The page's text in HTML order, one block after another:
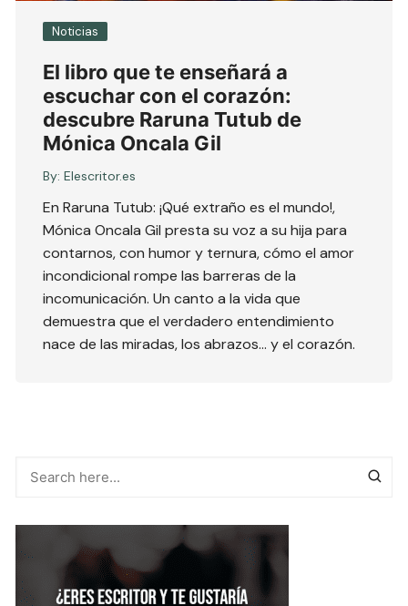
Noticias
El libro que te enseñará a
escuchar con el corazón:
descubre Raruna Tutub de
Mónica Oncala Gil
By: Elescritor.es
En Raruna Tutub: ¡Qué extraño es el mundo!,
Mónica Oncala Gil presta su voz a su hija para
contarnos, con humor y ternura, cómo el amor
incondicional rompe las barreras de la
incomunicación. Un canto a la vida que
demuestra que el verdadero entendimiento
nace de las miradas, los abrazos… y el corazón.